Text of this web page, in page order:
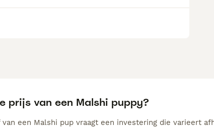
prijs van een Malshi puppy?
van een Malshi pup vraagt een investering die varieert